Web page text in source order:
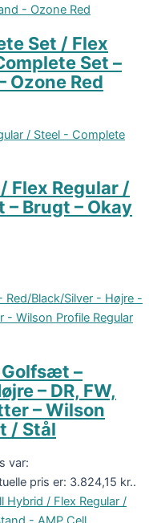
Set / Flex
Set –
Ozone Red
Flex Regular /
– Brugt – Okay
Golfsæt –
– DR, FW,
– Wilson
/ Stål
var:
pris er: 3.824,15 kr..